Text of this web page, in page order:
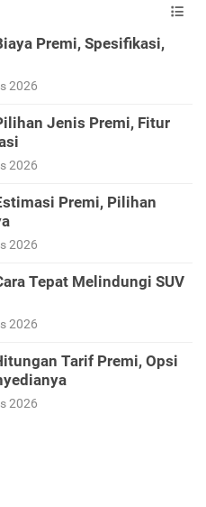
Premi, Spesifikasi,
2026
Jenis Premi, Fitur
2026
Premi, Pilihan
2026
Tepat Melindungi SUV
2026
Tarif Premi, Opsi
2026